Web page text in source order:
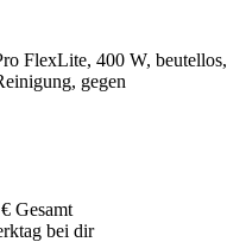
FlexLite, 400 W, beutellos,
gegen
Gesamt
bei dir